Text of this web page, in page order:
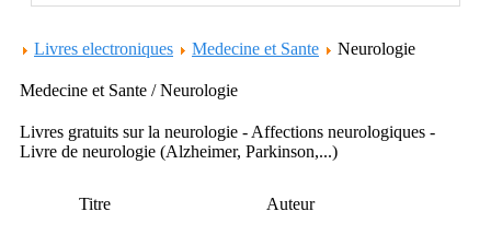
Livres electroniques Medecine et Sante Neurologie
Medecine et Sante / Neurologie
Livres gratuits sur la neurologie - Affections neurologiques -
Livre de neurologie (Alzheimer, Parkinson,...)
Titre Auteur